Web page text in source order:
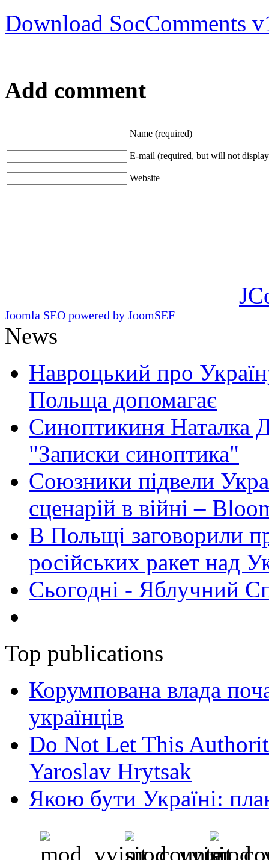
Download SocComments
Add comment
Name (required)
E-mail (required, but will not
Website
Joomla SEO powered by JoomSEF
News
Навроцький про
Польща допомагає
Синоптикиня Наталка
"Записки синоптика"
Союзники підвели
сценарій в війні –
В Польщі заговорили
російських ракет над
Сьогодні - Яблучний
Top publications
Корумпована влада
українців
Do Not Let This
Yaroslav Hrytsak
Якою бути Україні: